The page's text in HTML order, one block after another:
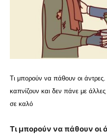
Τι μπορούν να πάθουν οι
καπνίζουν και δεν πάνε με άλλες
σε καλό
Τι μπορούν να πάθουν οι